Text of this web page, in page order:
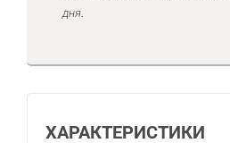
дня.
ХАРАКТЕРИСТИКИ